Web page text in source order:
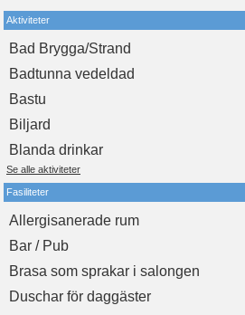
Aktiviteter
Bad Brygga/Strand
Badtunna vedeldad
Bastu
Biljard
Blanda drinkar
Se alle aktiviteter
Fasiliteter
Allergisanerade rum
Bar / Pub
Brasa som sprakar i salongen
Duschar för daggäster